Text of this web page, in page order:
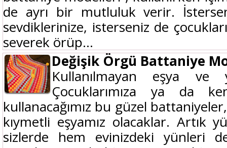
de ayrı bir mutluluk verir.
sevdiklerinize, isterseniz de
severek örüp...
Değişik Örgü Battaniye
Kullanılmayan eşya ve
Çocuklarımıza ya da
kullanacağımız bu güzel
kıymetli eşyamız olacaklar. Artık
sizlerde hem evinizdeki yünleri